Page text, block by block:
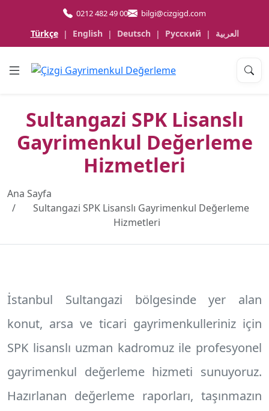
0212 482 49 00 bilgi@cizgigd.com
Türkçe | English | Deutsch | Русский | العربية
Sultangazi SPK Lisanslı
Gayrimenkul Değerleme
Hizmetleri
Ana Sayfa
Sultangazi SPK Lisanslı Gayrimenkul Değerleme
Hizmetleri
İstanbul Sultangazi bölgesinde yer alan
konut, arsa ve ticari gayrimenkulleriniz için
SPK lisanslı uzman kadromuz ile profesyonel
gayrimenkul değerleme hizmeti sunuyoruz.
Hazırlanan değerleme raporları, taşınmazın